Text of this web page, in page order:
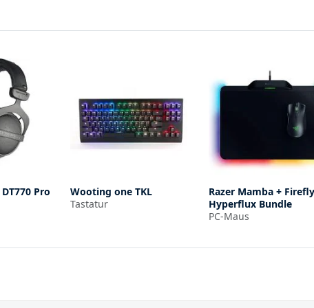
Pro
Wooting one TKL
Tastatur
Razer Mamba + Firefly
Hyperflux Bundle
PC-Maus